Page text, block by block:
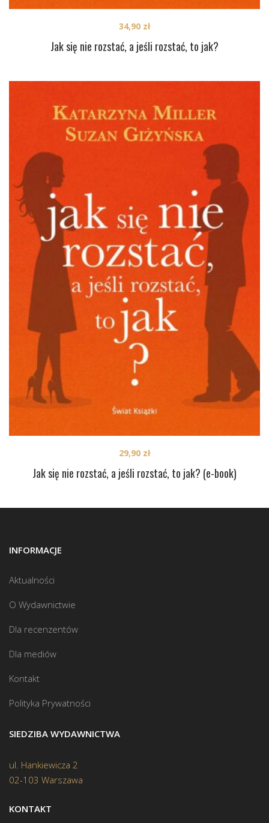
Jak się nie rozstać, a jeśli rozstać, to jak?
34,90 zł
Jak się nie rozstać, a jeśli rozstać, to jak? (e-book)
29,90 zł
INFORMACJE
Aktualności
O Wydawnictwie
Dla recenzentów
Dla mediów
Kontakt
Polityka Prywatności
SIEDZIBA WYDAWNICTWA
ul. Hankiewicza 2
02-103 Warszawa
KONTAKT